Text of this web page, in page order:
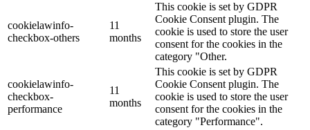
cookielawinfo-
checkbox-others
11
months
This cookie is set by GDPR
Cookie Consent plugin. The
cookie is used to store the user
consent for the cookies in the
category "Other.
cookielawinfo-
checkbox-
performance
11
months
This cookie is set by GDPR
Cookie Consent plugin. The
cookie is used to store the user
consent for the cookies in the
category "Performance".